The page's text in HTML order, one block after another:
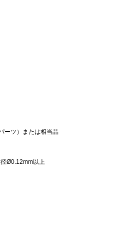
ーツ）または相当品
Ø0.12mm以上